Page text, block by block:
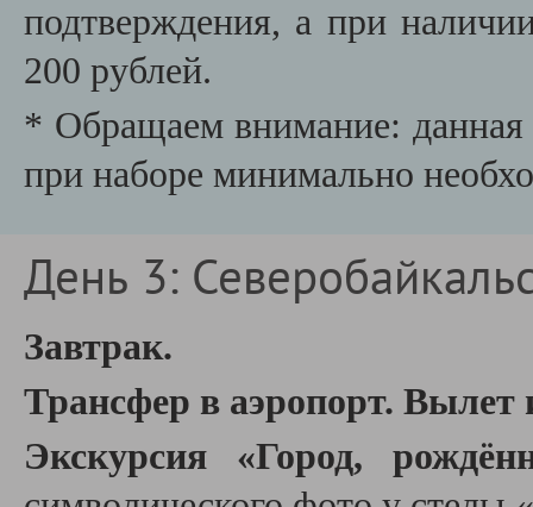
подтверждения, а при
200 рублей.
* Обращаем внимание: данная
при наборе минимально
День 3:
Завтрак.
Трансфер в аэропорт.
Экскурсия «Город,